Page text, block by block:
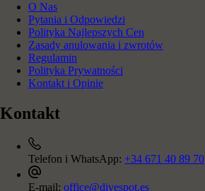
O Nas
Pytania i Odpowiedzi
Polityka Najlepszych Cen
Zasady anulowania i zwrotów
Regulamin
Polityka Prywatności
Kontakt i Opinie
Kontakt
Telefon i WhatsApp: +34 671 40 89 70
E-mail: office@divespot.es